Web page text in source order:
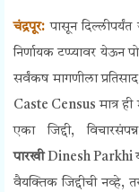
चंद्रपूर: पासून
निर्णायक टप्प्यावर
सर्वंकष मागणीला
Caste Censusमात्र
एका जिद्दी,
पारखी Dinesh Parkhi
वैयक्तिक जिद्दीची नव्हे,